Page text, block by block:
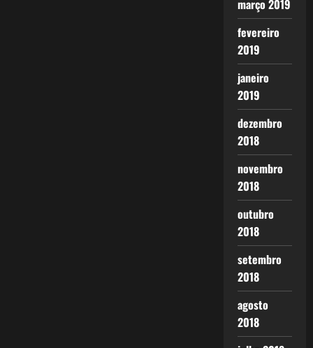
março 2019
fevereiro
2019
janeiro
2019
dezembro
2018
novembro
2018
outubro
2018
setembro
2018
agosto
2018